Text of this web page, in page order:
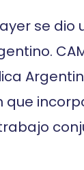
se
que